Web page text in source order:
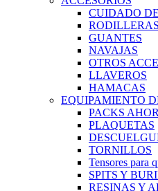
CUIDADO
GUANTES
NAVAJAS
OTROS
LLAVEROS
HAMACAS
EQUIPAMIENTO
PACKS
PLAQUETAS
TORNILLOS
Tensores para
SPITS Y
RESINAS Y